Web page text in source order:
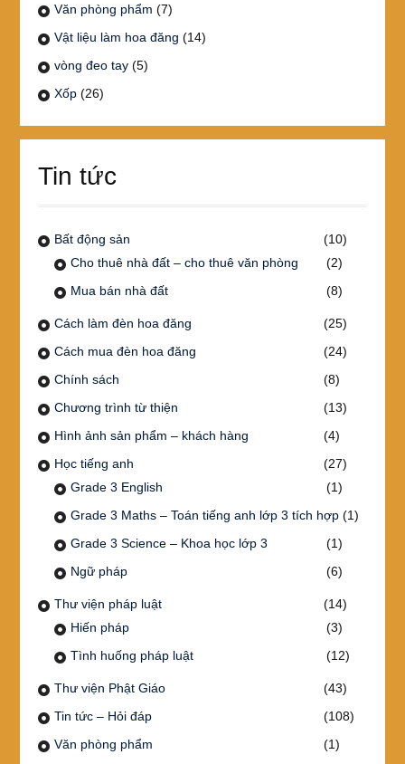
Văn phòng phẩm (7)
Vật liệu làm hoa đăng (14)
vòng đeo tay (5)
Xốp (26)
Tin tức
Bất động sản
(10)
Cho thuê nhà đất – cho thuê văn phòng
(2)
Mua bán nhà đất
(8)
Cách làm đèn hoa đăng
(25)
Cách mua đèn hoa đăng
(24)
Chính sách
(8)
Chương trình từ thiện
(13)
Hình ảnh sản phẩm – khách hàng
(4)
Học tiếng anh
(27)
Grade 3 English
(1)
Grade 3 Maths – Toán tiếng anh lớp 3 tích hợp(1)
Grade 3 Science – Khoa học lớp 3
(1)
Ngữ pháp
(6)
Thư viện pháp luật
(14)
Hiến pháp
(3)
Tình huống pháp luật
(12)
Thư viện Phật Giáo
(43)
Tin tức – Hỏi đáp
(108)
Văn phòng phẩm
(1)